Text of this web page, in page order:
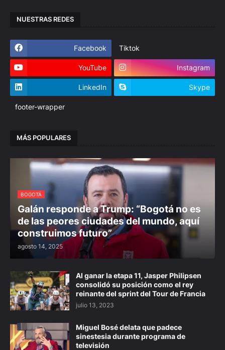
NUESTRAS REDES
Facebook Tiktok
YouTube Instagram
LinkedIn Skype
footer-wrapper
MÁS POPULARES
BOGOTÁ
Galán responde a Trump: “Bogotá no es
de las peores ciudades del mundo, aquí
construimos futuro”
agosto 14, 2025
Al ganar la etapa 11, Jasper Philipsen
consolidó su posición como el rey
reinante del sprint del Tour de Francia
julio 13, 2023
Miguel Bosé delata que padece
sinestesia durante programa de
televisión